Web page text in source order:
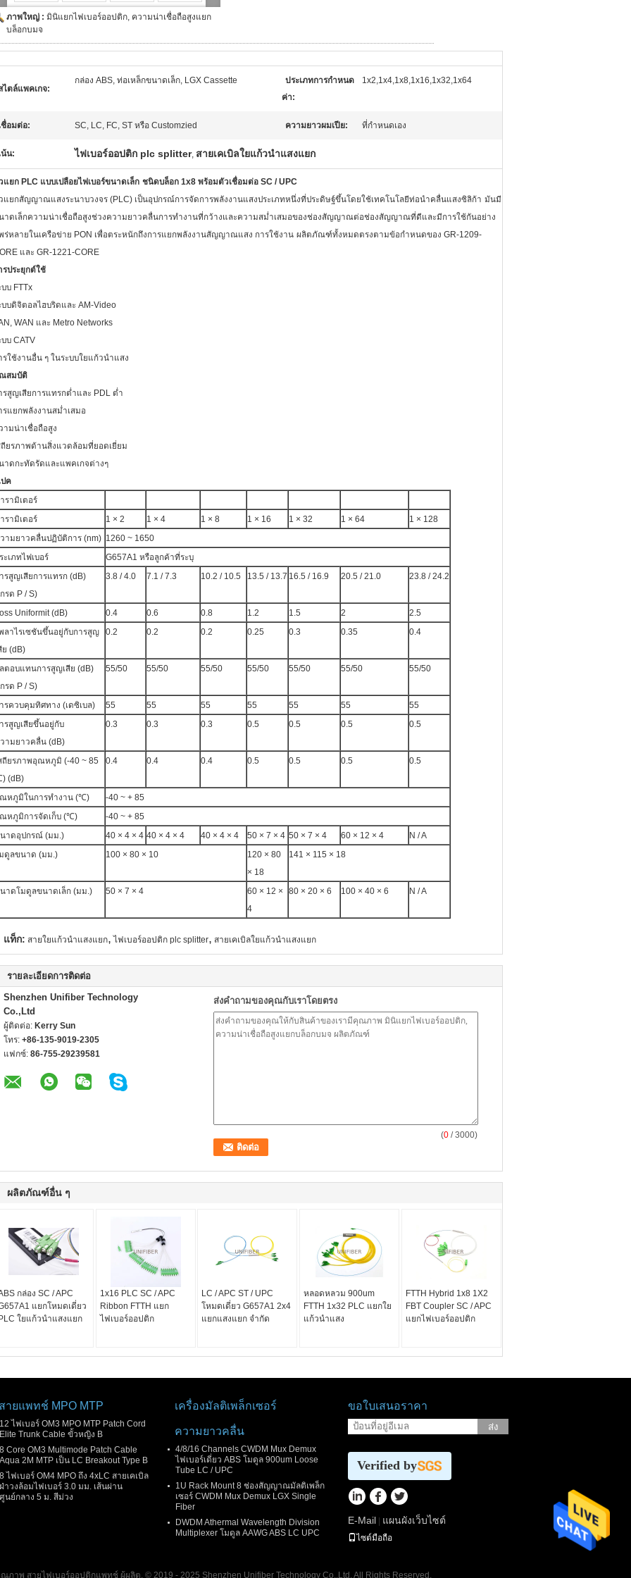
ภาพใหญ่ : มินิแยกไฟเบอร์ออปติก, ความน่าเชื่อถือสูงแยก
บล็อกบมจ
ไตล์แพคเกจ:
กล่อง ABS, ท่อเหล็กขนาดเล็ก, LGX Cassette
ประเภทการกำหนด
ค่า:
1x2,1x4,1x8,1x16,1x32,1x64
ชื่อมต่อ: SC, LC, FC, ST หรือ Customzied ความยาวผมเปีย: ที่กำหนดเอง
น้น: ไฟเบอร์ออปติก plc splitter, สายเคเบิลใยแก้วนำแสงแยก
แยก PLC แบบเปลือยไฟเบอร์ขนาดเล็ก ชนิดบล็อก 1x8 พร้อมตัวเชื่อมต่อ SC / UPC
แยกสัญญาณแสงระนาบวงจร (PLC) เป็นอุปกรณ์การจัดการพลังงานแสงประเภทหนึ่งที่ประดิษฐ์ขึ้นโดยใช้เทคโนโลยีท่อนำคลื่นแสงซิลิก้า มันมี
าดเล็กความน่าเชื่อถือสูงช่วงความยาวคลื่นการทำงานที่กว้างและความสม่ำเสมอของช่องสัญญาณต่อช่องสัญญาณที่ดีและมีการใช้กันอย่าง
ร่หลายในเครือข่าย PON เพื่อตระหนักถึงการแยกพลังงานสัญญาณแสง การใช้งาน ผลิตภัณฑ์ทั้งหมดตรงตามข้อกำหนดของ GR-1209-
และ GR-1221-CORE
รประยุกต์ใช้
บบ FTTx
บบดิจิตอลไฮบริดและ AM-Video
WAN และ Metro Networks
บบ CATV
รใช้งานอื่น ๆ ในระบบใยแก้วนำแสง
สมบัติ
รสูญเสียการแทรกต่ำและ PDL ต่ำ
รแยกพลังงานสม่ำเสมอ
ามน่าเชื่อถือสูง
ถียรภาพด้านสิ่งแวดล้อมที่ยอดเยี่ยม
าดกะทัดรัดและแพคเกจต่างๆ
ปค
รามิเตอร์
รามิเตอร์ 1 × 2 1 × 4 1 × 8 1 × 16 1 × 32 1 × 64 1 × 128
ามยาวคลื่นปฏิบัติการ (nm) 1260 ~ 1650
ะเภทไฟเบอร์ G657A1 หรือลูกค้าที่ระบุ
รสูญเสียการแทรก (dB)
กรด P / S)
3.8 / 4.0 7.1 / 7.3 10.2 / 10.5 13.5 / 13.7 16.5 / 16.9 20.5 / 21.0 23.8 / 24.2
Uniformit (dB) 0.4 0.6 0.8 1.2 1.5 2 2.5
ลาไรเซชันขึ้นอยู่กับการสูญ
ย (dB)
0.2 0.2 0.2 0.25 0.3 0.35 0.4
ตอบแทนการสูญเสีย (dB)
กรด P / S)
55/50 55/50 55/50 55/50 55/50 55/50 55/50
รควบคุมทิศทาง (เดซิเบล) 55 55 55 55 55 55 55
รสูญเสียขึ้นอยู่กับ
ามยาวคลื่น (dB)
0.3 0.3 0.3 0.5 0.5 0.5 0.5
ถียรภาพอุณหภูมิ (-40 ~ 85
(dB)
0.4 0.4 0.4 0.5 0.5 0.5 0.5
หภูมิในการทำงาน (℃) -40 ~ + 85
หภูมิการจัดเก็บ (℃) -40 ~ + 85
าดอุปกรณ์ (มม.) 40 × 4 × 4 40 × 4 × 4 40 × 4 × 4 50 × 7 × 4 50 × 7 × 4 60 × 12 × 4 N / A
ดูลขนาด (มม.) 100 × 80 × 10
120 × 80
× 18
141 × 115 × 18
าดโมดูลขนาดเล็ก (มม.) 50 × 7 × 4
60 × 12 ×
4
80 × 20 × 6 100 × 40 × 6 N / A
แท็ก: สายใยแก้วนำแสงแยก, ไฟเบอร์ออปติก plc splitter, สายเคเบิลใยแก้วนำแสงแยก
รายละเอียดการติดต่อ
Shenzhen Unifiber Technology
Co.,Ltd
ผู้ติดต่อ: Kerry Sun
โทร: +86-135-9019-2305
แฟกซ์: 86-755-29239581
ส่งคำถามของคุณกับเราโดยตรง
(0 / 3000)
ผลิตภัณฑ์อื่น ๆ
กล่อง SC / APC
แยกโหมดเดี่ยว
PLC ใยแก้วนำแสงแยก
1x16 PLC SC / APC
Ribbon FTTH แยก
ไฟเบอร์ออปติก
LC / APC ST / UPC
โหมดเดี่ยว G657A1 2x4
แยกแสงแยก จำกัด
หลอดหลวม 900um
FTTH 1x32 PLC แยกใย
แก้วนำแสง
FTTH Hybrid 1x8 1X2
FBT Coupler SC / APC
แยกไฟเบอร์ออปติก
สายแพทช์ MPO MTP
12 ไฟเบอร์ OM3 MPO MTP Patch Cord
Elite Trunk Cable ขั้วหญิง B
8 Core OM3 Multimode Patch Cable
Aqua 2M MTP เป็น LC Breakout Type B
8 ไฟเบอร์ OM4 MPO ถึง 4xLC สายเคเบิล
ฝ่าวงล้อมไฟเบอร์ 3.0 มม. เส้นผ่าน
ศูนย์กลาง 5 ม. สีม่วง
เครื่องมัลติเพล็กเซอร์
ความยาวคลื่น
4/8/16 Channels CWDM Mux Demux
ไฟเบอร์เดี่ยว ABS โมดูล 900um Loose
Tube LC / UPC
1U Rack Mount 8 ช่องสัญญาณมัลติเพล็ก
เซอร์ CWDM Mux Demux LGX Single
Fiber
DWDM Athermal Wavelength Division
Multiplexer โมดูล AAWG ABS LC UPC
ขอใบเสนอราคา
ส่ง
Verified by
E-Mail แผนผังเว็บไซต์
ไซต์มือถือ
ณภาพ สายไฟเบอร์ออปติกแพทช์ ผู้ผลิต. © 2019 - 2025 Shenzhen Unifiber Technology Co.,Ltd. All Rights Reserved.